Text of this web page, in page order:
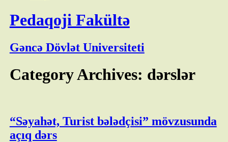
Pedaqoji Fakültə
Gəncə Dövlət Universiteti
Category Archives: dərslər
“Səyahət, Turist bələdçisi” mövzusunda
açıq dərs